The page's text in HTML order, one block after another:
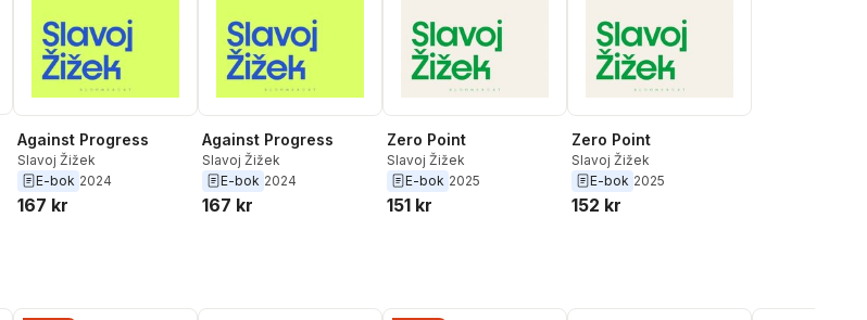
Against Progress
Slavoj Žižek
E-bok 2024
167 kr
Against Progress
Slavoj Žižek
E-bok 2024
167 kr
Zero Point
Slavoj Žižek
E-bok 2025
151 kr
Zero Point
Slavoj Žižek
E-bok 2025
152 kr